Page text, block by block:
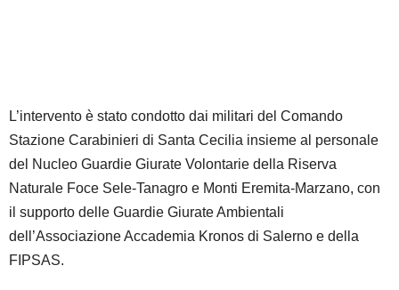
L’intervento è stato condotto dai militari del Comando
Stazione Carabinieri di Santa Cecilia insieme al personale
del Nucleo Guardie Giurate Volontarie della Riserva
Naturale Foce Sele-Tanagro e Monti Eremita-Marzano, con
il supporto delle Guardie Giurate Ambientali
dell’Associazione Accademia Kronos di Salerno e della
FIPSAS.